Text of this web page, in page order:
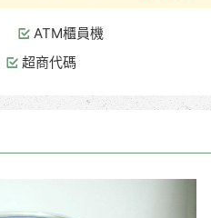
ATM櫃員機
超商代碼